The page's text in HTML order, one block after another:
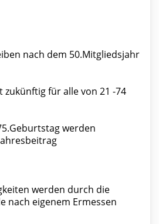
nach dem 50.Mitgliedsjahr
zukünftig für alle von 21 -74
werden
werden durch die
nach eigenem Ermessen